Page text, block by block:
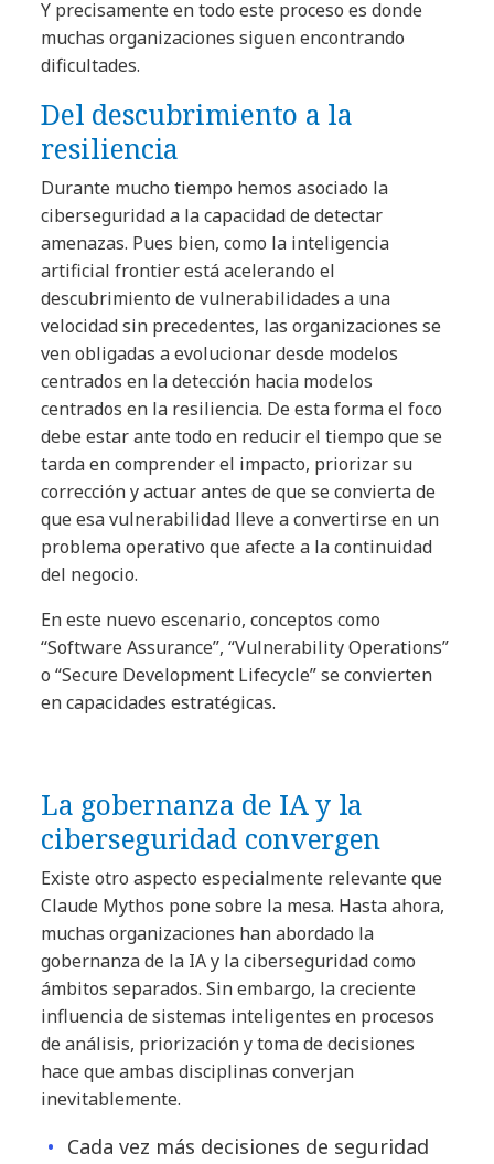
Y precisamente en todo este proceso es donde
muchas organizaciones siguen encontrando
dificultades.
Del descubrimiento a la
resiliencia
Durante mucho tiempo hemos asociado la
ciberseguridad a la capacidad de detectar
amenazas. Pues bien, como la inteligencia
artificial frontier está acelerando el
descubrimiento de vulnerabilidades a una
velocidad sin precedentes, las organizaciones se
ven obligadas a evolucionar desde modelos
centrados en la detección hacia modelos
centrados en la resiliencia. De esta forma el foco
debe estar ante todo en reducir el tiempo que se
tarda en comprender el impacto, priorizar su
corrección y actuar antes de que se convierta de
que esa vulnerabilidad lleve a convertirse en un
problema operativo que afecte a la continuidad
del negocio.
En este nuevo escenario, conceptos como
“Software Assurance”, “Vulnerability Operations”
o “Secure Development Lifecycle” se convierten
en capacidades estratégicas.
La gobernanza de IA y la
ciberseguridad convergen
Existe otro aspecto especialmente relevante que
Claude Mythos pone sobre la mesa. Hasta ahora,
muchas organizaciones han abordado la
gobernanza de la IA y la ciberseguridad como
ámbitos separados. Sin embargo, la creciente
influencia de sistemas inteligentes en procesos
de análisis, priorización y toma de decisiones
hace que ambas disciplinas converjan
inevitablemente.
Cada vez más decisiones de seguridad